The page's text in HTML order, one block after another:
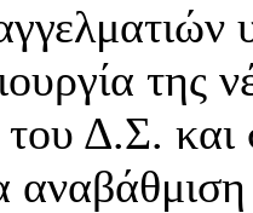
της
του Δ.Σ.